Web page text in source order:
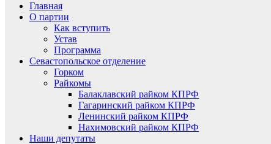
Главная
О партии
Как вступить
Устав
Программа
Севастопольское отделение
Горком
Райкомы
Балаклавский райком КПРФ
Гагаринский райком КПРФ
Ленинский райком КПРФ
Нахимовский райком КПРФ
Наши депутаты